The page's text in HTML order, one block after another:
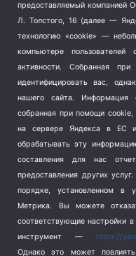
Терроризм (1)
Транспорт (262)
Туризм (178)
Флот (76)
Школа и спорт (2)
Экология (8)
Экономика (1172)
предоставляемый компанией
Л. Толстого, 16 (далее —
технологию «cookie» —
компьютере
активности.
Собранная
идентифицировать вас,
нашего сайта. Информация
собранная при помощи cookie,
на сервере Яндекса в ЕС и
обрабатывать эту
составления для нас
предоставления других
порядке, установленном в
Метрика.
Вы можете
соответствующие настройки
инструмент — https://
Однако это может